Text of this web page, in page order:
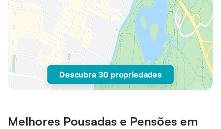
Descubra 30 propriedades
Melhores Pousadas e Pensões em